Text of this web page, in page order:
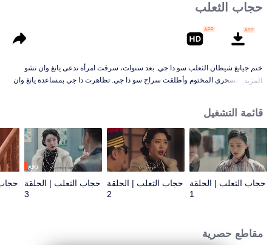
حجاب الثعلب
ختم جيانغ شيطان الثعلب سو دا جي. بعد سنوات، سرقت امرأة تدعى يانغ وان تشو
السلاح السحري المختوم وأطلقت سراح سو دا جي. تظاهرت دا جي بمساعدة يانغ وان
الحرجة، أيقظت يانغ وان تشو روحها واتخذت خيارًا...
المزيد
قائمة التشغيل
حجاب الثعلب | الحلقة
1
حجاب الثعلب | الحلقة
2
دفع
حجاب الثعلب | الحلقة
3
مقاطع حصرية